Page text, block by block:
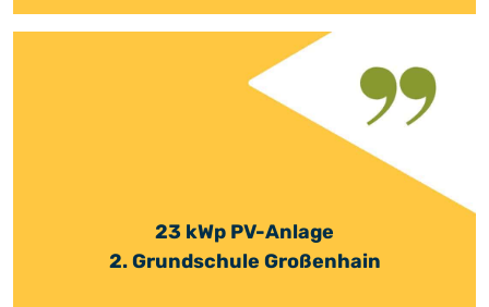
23 kWp PV-Anlage
2. Grundschule Großenhain